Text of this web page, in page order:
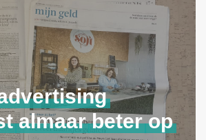
almaar beter op